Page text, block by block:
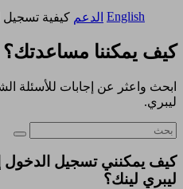
English الدعم كيفية تسجيل
كيف يمكننا مساعدتك؟
ابحث واعثر عن إجابات للأسئلة
ليبري.
كيف يمكنني تسجيل الدخول
ليبري لينك؟